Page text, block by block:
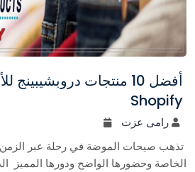
أفضل 10 منتجات
Shopify
رامى عزت
تذهب صيحات الموضة في رحلة عبر الزمن
الخاصة وحضورها الواضح ودورها المميز